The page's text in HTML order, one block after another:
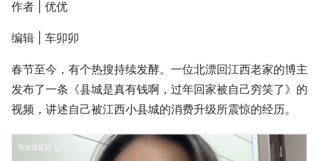
作者 | 优优
编辑 | 车卯卯
春节至今，有个热搜持续发酵。一位北漂回江西老家的博主
发布了一条《县城是真有钱啊，过年回家被自己穷笑了》的
视频，讲述自己被江西小县城的消费升级所震惊的经历。